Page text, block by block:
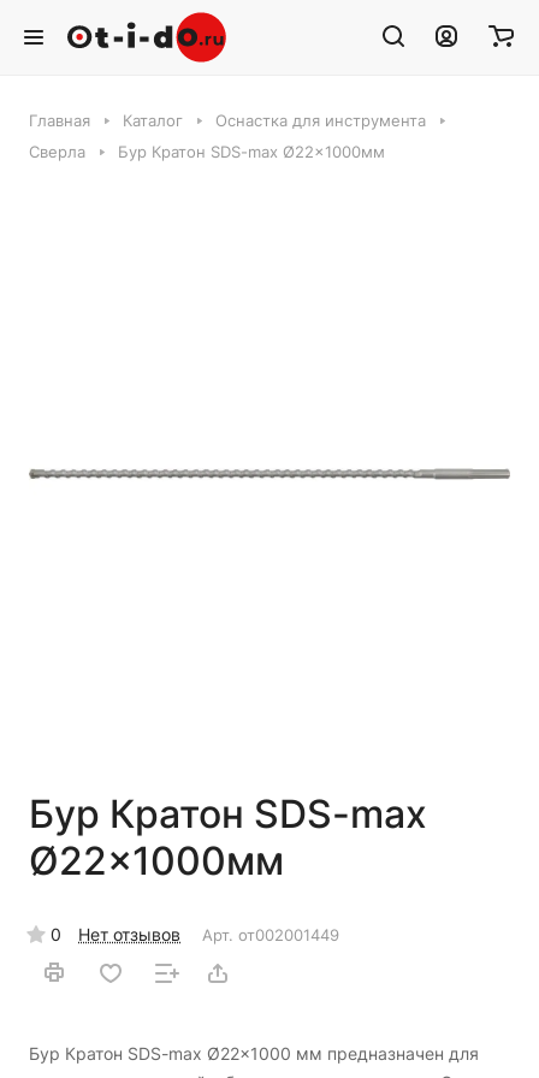
Главная Каталог
Оснастка для инструмента
Сверла
Бур Кратон SDS-max Ø22x1000мм
Бур Кратон SDS-max
Ø22x1000мм
0 Нет отзывов Арт. от002001449
Бур Кратон SDS-max Ø22x1000 мм предназначен для